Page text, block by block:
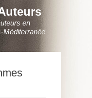
en
Méditerranée